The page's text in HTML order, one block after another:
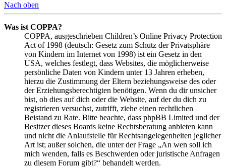
Nach oben
Was ist COPPA?
COPPA, ausgeschrieben Children’s Online Privacy Protection
Act of 1998 (deutsch: Gesetz zum Schutz der Privatsphäre
von Kindern im Internet von 1998) ist ein Gesetz in den
USA, welches festlegt, dass Websites, die möglicherweise
persönliche Daten von Kindern unter 13 Jahren erheben,
hierzu die Zustimmung der Eltern beziehungsweise des oder
der Erziehungsberechtigten benötigen. Wenn du dir unsicher
bist, ob dies auf dich oder die Website, auf der du dich zu
registrieren versuchst, zutrifft, ziehe einen rechtlichen
Beistand zu Rate. Bitte beachte, dass phpBB Limited und der
Besitzer dieses Boards keine Rechtsberatung anbieten kann
und nicht die Anlaufstelle für Rechtsangelegenheiten jeglicher
Art ist; außer solchen, die unter der Frage „An wen soll ich
mich wenden, falls es Beschwerden oder juristische Anfragen
zu diesem Forum gibt?“ behandelt werden.